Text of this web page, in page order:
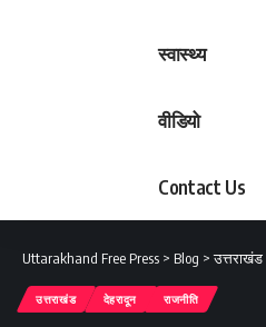
स्वास्थ्य
वीडियो
Contact Us
Uttarakhand Free Press > Blog >उत्तराखंड
उत्तराखंड देहरादून राजनीति